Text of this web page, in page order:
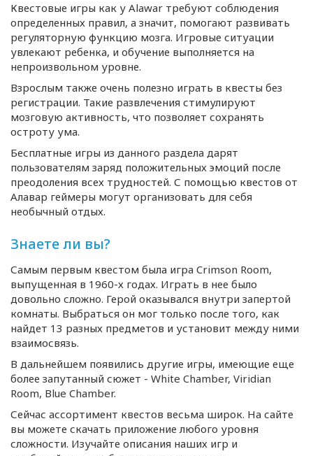
Квестовые игры как у Alawar требуют соблюдения
определенных правил, а значит, помогают развивать
регуляторную функцию мозга. Игровые ситуации
увлекают ребенка, и обучение выполняется на
непроизвольном уровне.
Взрослым также очень полезно играть в квесты без
регистрации. Такие развлечения стимулируют
мозговую активность, что позволяет сохранять
остроту ума.
Бесплатные игры из данного раздела дарят
пользователям заряд положительных эмоций после
преодоления всех трудностей. С помощью квестов от
Алавар геймеры могут организовать для себя
необычный отдых.
Знаете ли вы?
Самым первым квестом была игра Crimson Rооm,
выпущенная в 1960-х годах. Играть в нее было
довольно сложно. Герой оказывался внутри запертой
комнаты. Выбраться он мог только после того, как
найдет 13 разных предметов и установит между ними
взаимосвязь.
В дальнейшем появились другие игры, имеющие еще
более запутанный сюжет - White Chamber, Viridian
Rооm, Blue Chamber.
Сейчас ассортимент квестов весьма широк. На сайте
вы можете скачать приложение любого уровня
сложности. Изучайте описания наших игр и